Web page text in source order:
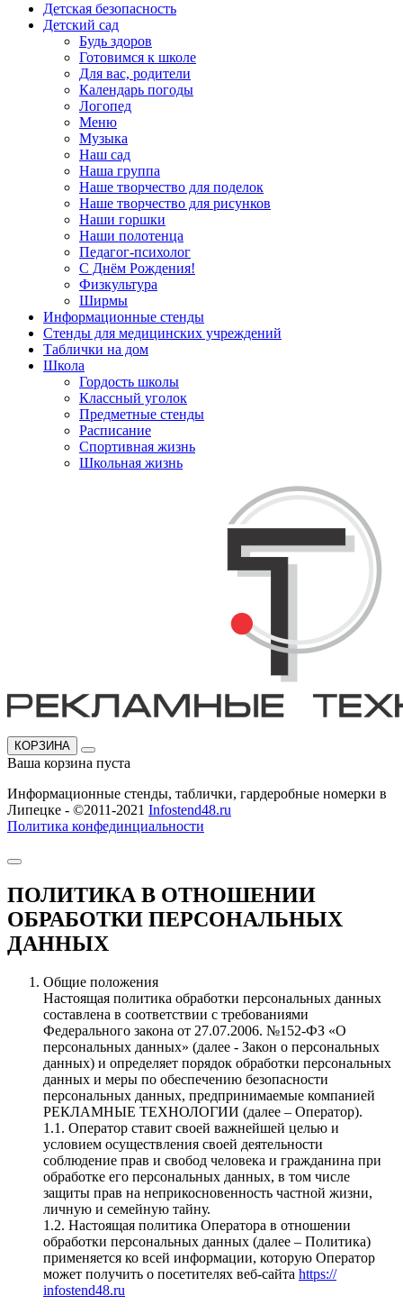
Детская безопасность
Детский сад
Будь здоров
Готовимся к школе
Для вас, родители
Календарь погоды
Логопед
Меню
Музыка
Наш сад
Наша группа
Наше творчество для поделок
Наше творчество для рисунков
Наши горшки
Наши полотенца
Педагог-психолог
С Днём Рождения!
Физкультура
Ширмы
Информационные стенды
Стенды для медицинских учреждений
Таблички на дом
Школа
Гордость школы
Классный уголок
Предметные стенды
Расписание
Спортивная жизнь
Школьная жизнь
КОРЗИНА
Ваша корзина пуста
Информационные стенды, таблички, гардеробные номерки в
Липецке - ©2011-2021 Infostend48.ru
Политика конфединциальности
ПОЛИТИКА В ОТНОШЕНИИ
ОБРАБОТКИ ПЕРСОНАЛЬНЫХ
ДАННЫХ
Общие положения
Настоящая политика обработки персональных данных
составлена в соответствии с требованиями
Федерального закона от 27.07.2006. №152-ФЗ «О
персональных данных» (далее - Закон о персональных
данных) и определяет порядок обработки персональных
данных и меры по обеспечению безопасности
персональных данных, предпринимаемые компанией
РЕКЛАМНЫЕ ТЕХНОЛОГИИ (далее – Оператор).
1.1. Оператор ставит своей важнейшей целью и
условием осуществления своей деятельности
соблюдение прав и свобод человека и гражданина при
обработке его персональных данных, в том числе
защиты прав на неприкосновенность частной жизни,
личную и семейную тайну.
1.2. Настоящая политика Оператора в отношении
обработки персональных данных (далее – Политика)
применяется ко всей информации, которую Оператор
может получить о посетителях веб-сайта https://
infostend48.ru